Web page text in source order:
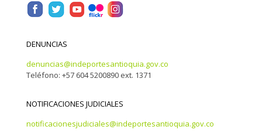
DENUNCIAS
denuncias@indeportesantioquia.gov.co
Teléfono: +57 604 5200890 ext. 1371
NOTIFICACIONES JUDICIALES
notificacionesjudiciales@indeportesantioquia.gov.co